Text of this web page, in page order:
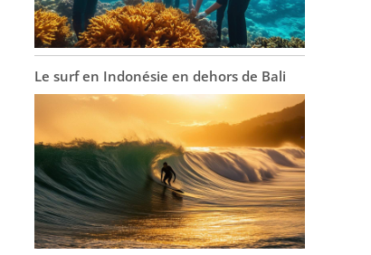
Le surf en Indonésie en dehors de Bali